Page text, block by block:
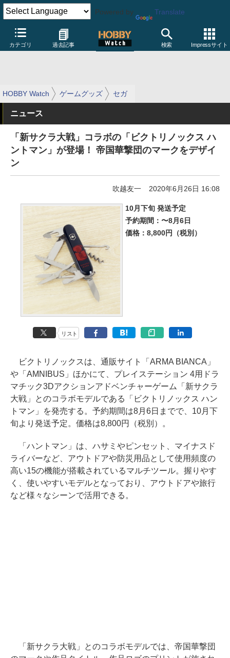
Powered by Translate
カテゴリ 過去記事 検索 Impressサイト
HOBBY Watch ゲームグッズ セガ
ニュース
「新サクラ大戦」コラボの「ビクトリノックス ハ
ントマン」が登場！ 帝国華撃団のマークをデザイ
ン
吹越友一 2020年6月26日 16:08
10月下旬 発送予定
予約期間：〜8月6日
価格：8,800円（税別）
リスト
ビクトリノックスは、通販サイト「ARMA BIANCA」
や「AMNIBUS」ほかにて、プレイステーション 4用ドラ
マチック3Dアクションアドベンチャーゲーム「新サクラ
大戦」とのコラボモデルである「ビクトリノックス ハン
トマン」を発売する。予約期間は8月6日までで、10月下
旬より発送予定。価格は8,800円（税別）。
「ハントマン」は、ハサミやピンセット、マイナスド
ライバーなど、アウトドアや防災用品として使用頻度の
高い15の機能が搭載されているマルチツール。握りやす
く、使いやすいモデルとなっており、アウトドアや旅行
など様々なシーンで活用できる。
「新サクラ大戦」とのコラボモデルでは、帝国華撃団